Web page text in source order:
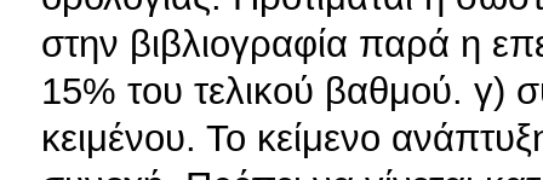
στην βιβλιογραφία παρά η
15% του τελικού βαθμού. γ)
κειμένου. Το κείμενο